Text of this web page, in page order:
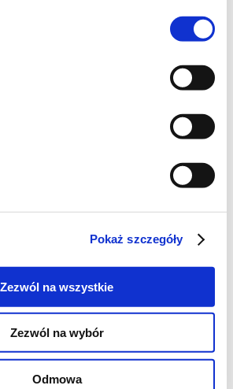
Pokaż szczegóły
Zezwól na wszystkie
Zezwól na wybór
Odmowa